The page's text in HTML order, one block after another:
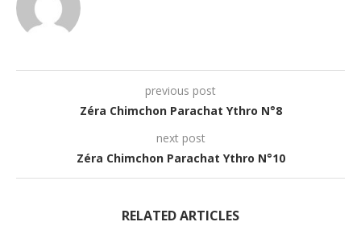
previous post
Zéra Chimchon Parachat Ythro N°8
next post
Zéra Chimchon Parachat Ythro N°10
RELATED ARTICLES